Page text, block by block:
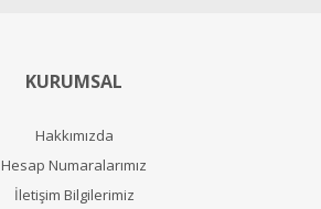
KURUMSAL
Hakkımızda
Hesap Numaralarımız
İletişim Bilgilerimiz